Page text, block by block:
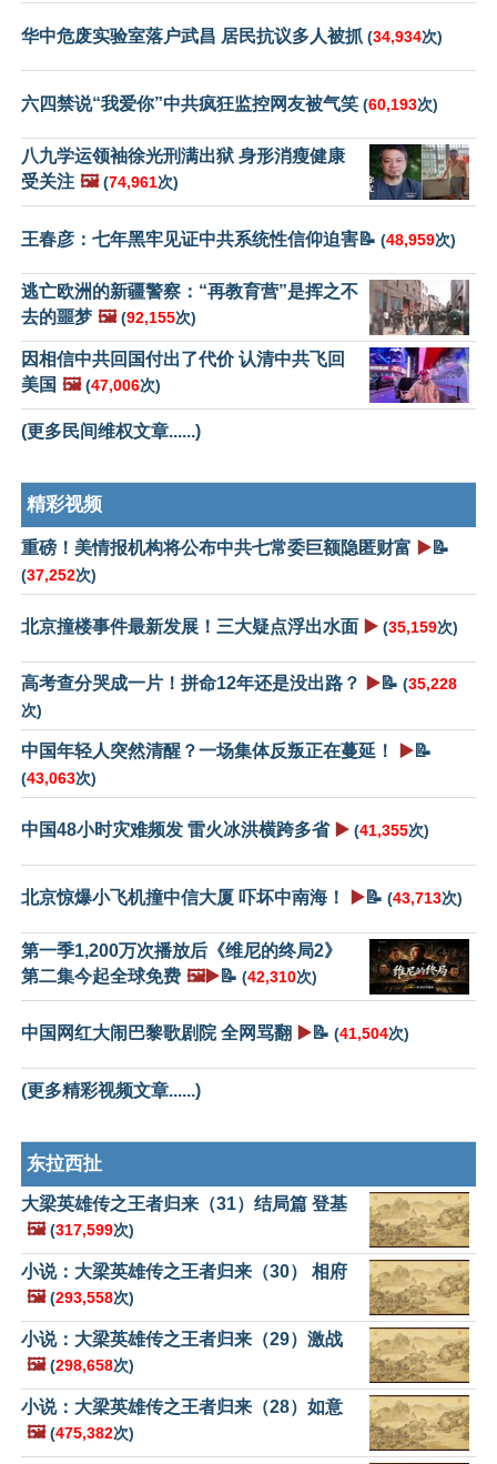
华中危废实验室落户武昌 居民抗议多人被抓 (34,934次)
六四禁说“我爱你”中共疯狂监控网友被气笑 (60,193次)
八九学运领袖徐光刑满出狱 身形消瘦健康
受关注 🖼️ (74,961次)
王春彦：七年黑牢见证中共系统性信仰迫害📝 (48,959次)
逃亡欧洲的新疆警察：“再教育营”是挥之不
去的噩梦 🖼️ (92,155次)
因相信中共回国付出了代价 认清中共飞回
美国 🖼️ (47,006次)
(更多民间维权文章......)
精彩视频
重磅！美情报机构将公布中共七常委巨额隐匿财富 ▶️📝
(37,252次)
北京撞楼事件最新发展！三大疑点浮出水面 ▶️ (35,159次)
高考查分哭成一片！拼命12年还是没出路？ ▶️📝 (35,228
次)
中国年轻人突然清醒？一场集体反叛正在蔓延！ ▶️📝
(43,063次)
中国48小时灾难频发 雷火冰洪横跨多省 ▶️ (41,355次)
北京惊爆小飞机撞中信大厦 吓坏中南海！ ▶️📝 (43,713次)
第一季1,200万次播放后《维尼的终局2》
第二集今起全球免费 🖼️▶️📝 (42,310次)
中国网红大闹巴黎歌剧院 全网骂翻 ▶️📝 (41,504次)
(更多精彩视频文章......)
东拉西扯
大梁英雄传之王者归来（31）结局篇 登基
🖼️ (317,599次)
小说：大梁英雄传之王者归来（30） 相府
🖼️ (293,558次)
小说：大梁英雄传之王者归来（29）激战
🖼️ (298,658次)
小说：大梁英雄传之王者归来（28）如意
🖼️ (475,382次)